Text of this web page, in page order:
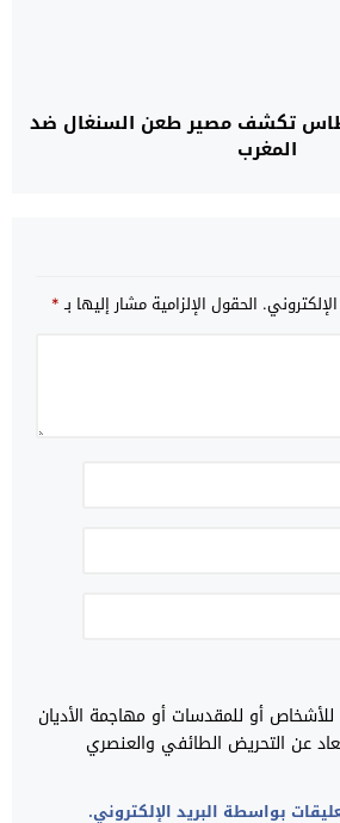
تكشف مصير طعن السنغال ضد
المغرب
الحقول الإلزامية مشار إليها بـ*
للأشخاص أو للمقدسات أو مهاجمة الأديان
عن التحريض الطائفي والعنصري
بواسطة البريد الإلكتروني.